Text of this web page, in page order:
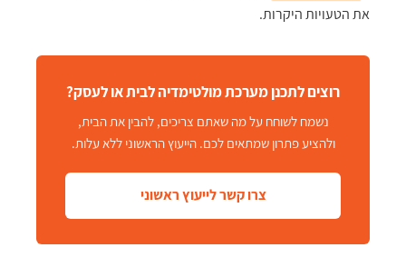
את הטעויות היקרות.
רוצים לתכנן מערכת מולטימדיה לבית או לעסק?
נשמח לשוחח על מה שאתם צריכים, להבין את הבית,
ולהציע פתרון שמתאים לכם. הייעוץ הראשוני ללא עלות.
צרו קשר לייעוץ ראשוני